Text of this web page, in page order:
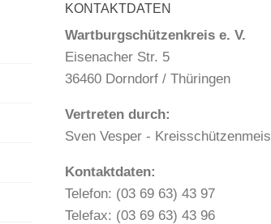
KONTAKTDATEN
Wartburgschützenkreis e. V.
Eisenacher Str. 5
36460 Dorndorf / Thüringen
Vertreten durch:
Sven Vesper -
Kontaktdaten:
Telefon: (03 69 63) 43 97
Telefax: (03 69 63) 43 96